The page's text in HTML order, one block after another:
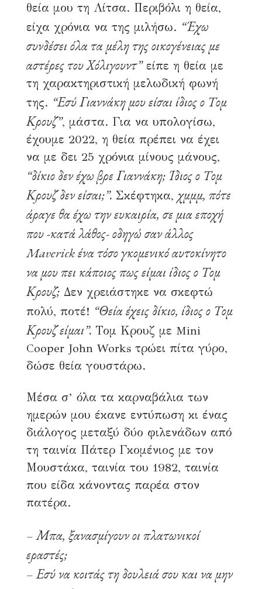
Σοσιαλιστική επιμόρφωση.
Η ζωή κατά λάθος επίτηδες
17 Ιουλίου, 2022
4 λεπτά διάβασμα
1.4K αναγνώσεις
θεία μου τη Λίτσα. Περιβόλι η θεία,
είχα χρόνια να της μιλήσω. “Έχω
συνδέσει όλα τα μέλη της οικογένειας με
αστέρες του Χόλιγουντ”είπε η θεία με
τη χαρακτηριστική μελωδική φωνή
της. “Εσύ Γιαννάκη μου είσαι ίδιος ο Τομ
Κρουζ”, μάστα. Για να υπολογίσω,
έχουμε 2022, η θεία πρέπει να έχει
να με δει 25 χρόνια μίνους μάνους,
“δίκιο δεν έχω βρε Γιαννάκη; Ίδιος ο Τομ
Κρουζ δεν είσαι;”. Σκέφτηκα, χμμμ, πότε
άραγε θα έχω την ευκαιρία, σε μια εποχή
που -κατά λάθος- οδηγώ σαν άλλος
Maverick ένα τόσο γκομενικό αυτοκίνητο
να μου πει κάποιος πως είμαι ίδιος ο Τομ
Κρουζ;Δεν χρειάστηκε να σκεφτώ
πολύ, ποτέ! “Θεία έχεις δίκιο, ίδιος ο Τομ
Κρουζ είμαι”. Τομ Κρουζ με Mini
Cooper John Works τρώει πίτα γύρο,
δώσε θεία γουστάρω.
Μέσα σ’ όλα τα καρναβάλια των
ημερών μου έκανε εντύπωση κι ένας
διάλογος μεταξύ δύο φιλενάδων από
τη ταινία Πάτερ Γκομένιος με τον
Μουστάκα, ταινία του 1982, ταινία
που είδα κάνοντας παρέα στον
πατέρα.
– Μπα, ξανασμίγουν οι πλατωνικοί
εραστές;
– Εσύ να κοιτάς τη δουλειά σου και να μην